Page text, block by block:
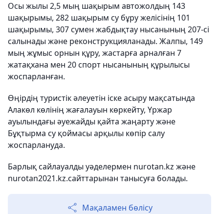
Осы жылы 2,5 мың шақырым автожолдың 143
шақырымы, 282 шақырым су бұру желісінің 101
шақырымы, 307 сумен жабдықтау нысанының 207-сі
салынады және реконструкцияланады. Жалпы, 149
мың жұмыс орнын құру, жастарға арналған 7
жатақхана мен 20 спорт нысанының құрылысы
жоспарланған.
Өңірдің туристік әлеуетін іске асыру мақсатында
Алакөл көлінің жағалауын көркейту, Үржар
ауылындағы әуежайды қайта жаңарту және
Бұқтырма су қоймасы арқылы көпір салу
жоспарлануда.
Барлық сайлауалды уәделермен nurotan.kz және
nurotan2021.kz.сайттарынан танысуға болады.
Мақаламен бөлісу